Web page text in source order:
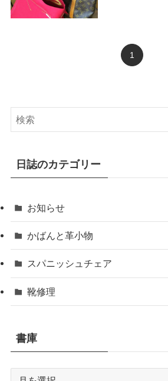
1
日誌のカテゴリー
お知らせ
かばんと革小物
スパニッシュチェア
靴修理
書庫